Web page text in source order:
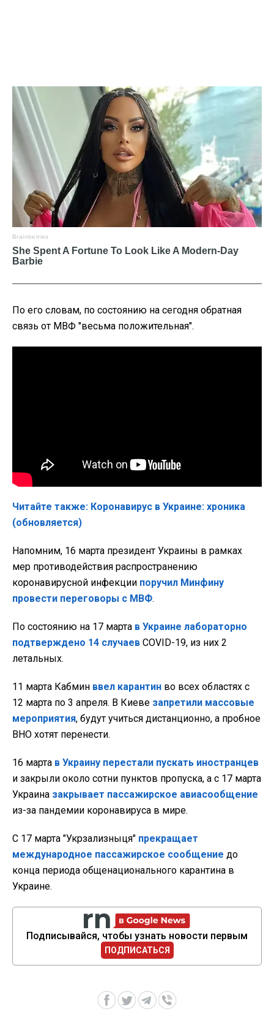
По его словам, по состоянию на сегодня обратная
связь от МВФ "весьма положительная".
Читайте также: Коронавирус в Украине: хроника
(обновляется)
Напомним, 16 марта президент Украины в рамках
мер противодействия распространению
коронавирусной инфекции поручил Минфину
провести переговоры с МВФ.
По состоянию на 17 марта в Украине лабораторно
подтверждено 14 случаев COVID-19, из них 2
летальных.
11 марта Кабмин ввел карантин во всех областях с
12 марта по 3 апреля. В Киеве запретили массовые
мероприятия, будут учиться дистанционно, а пробное
ВНО хотят перенести.
16 марта в Украину перестали пускать иностранцев
и закрыли около сотни пунктов пропуска, а с 17 марта
Украина закрывает пассажирское авиасообщение
из-за пандемии коронавируса в мире.
С 17 марта "Укрзализныця" прекращает
международное пассажирское сообщение до
конца периода общенационального карантина в
Украине.
Подписывайся, чтобы узнать новости первым
ПОДПИСАТЬСЯ